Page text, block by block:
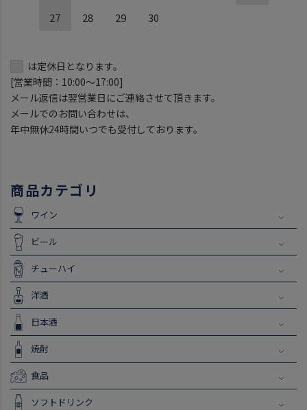
27
28 29 30
は定休日となります。
[営業時間：10:00～17:00]
メール返信は翌営業日にご連絡させて頂きます。
メールでのお問い合わせは、
年中無休24時間いつでも受付しております。
商品カテゴリ
ワイン
ビール
チューハイ
洋酒
日本酒
焼酎
食品
ソフトドリンク